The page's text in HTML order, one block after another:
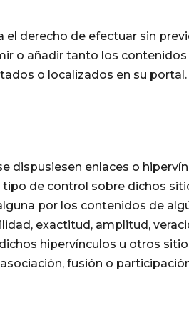
el derecho de efectuar sin
o añadir tanto los
o localizados en su portal.
dispusiesen enlaces o
tipo de control sobre dichos
por los contenidos de
exactitud, amplitud,
hipervínculos u otros
fusión o